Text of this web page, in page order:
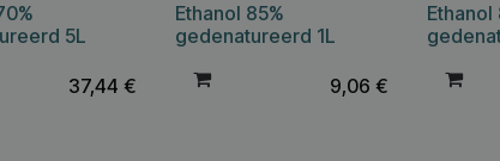
5L
37,44 €
Ethanol 85%
gedenatureerd 1L
9,06 €
Ethanol